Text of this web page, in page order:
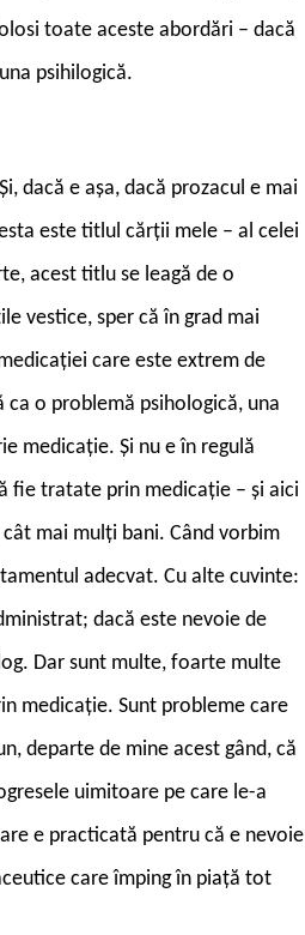
toate aceste abordări – dacă
psihilogică.
dacă e așa, dacă prozacul e mai
este titlul cărții mele – al celei
acest titlu se leagă de o
vestice, sper că în grad mai
care este extrem de
o problemă psihologică, una
medicație. Și nu e în regulă
fie tratate prin medicație – și aici
mai mulți bani. Când vorbim
adecvat. Cu alte cuvinte:
dacă este nevoie de
Dar sunt multe, foarte multe
medicație. Sunt probleme care
departe de mine acest gând, că
uimitoare pe care le-a
e practicată pentru că e nevoie
care împing în piață tot